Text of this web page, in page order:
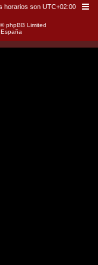
horarios son UTC+02:00
phpBB Limited